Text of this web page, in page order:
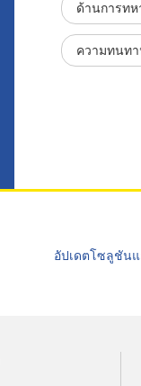
ด้านการทห
ความทนท
อัปเดตโซลูชัน